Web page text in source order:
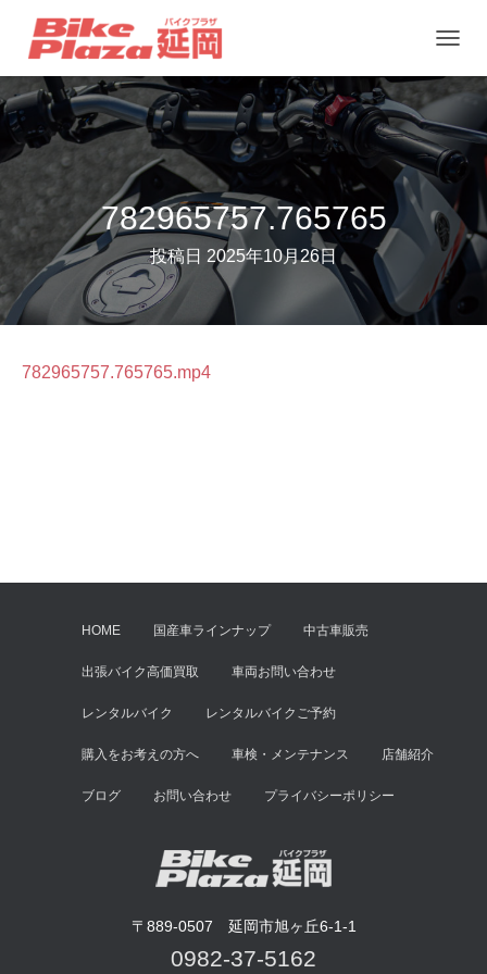
ビ
ー
シ
ョ
ン
を
り
782965757.765765
投稿日 2025年10月26日
782965757.765765.mp4
HOME 国産車ラインナップ 中古車販売
出張バイク高価買取 車両お問い合わせ
レンタルバイク レンタルバイクご予約
購入をお考えの方へ 車検・メンテナンス 店舗紹介
ブログ お問い合わせ プライバシーポリシー
〒889-0507 延岡市旭ヶ丘6-1-1
0982-37-5162